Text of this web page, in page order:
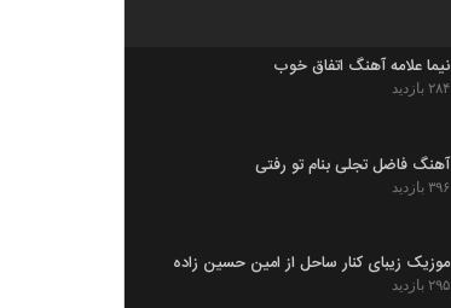
نیما علامه آهنگ اتفاق خوب
۲۸۴ بازدید
آهنگ فاضل تجلی بنام تو رفتی
۳۹۶ بازدید
موزیک زیبای کنار ساحل از امین حسین زاده
۲۹۵ بازدید